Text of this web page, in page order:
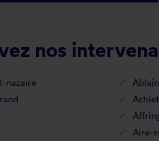
nos
nazaire
Aire-